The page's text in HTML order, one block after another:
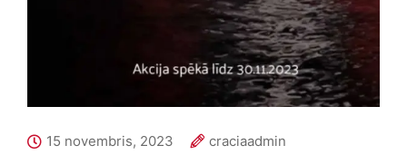
15 novembris, 2023
craciaadmin